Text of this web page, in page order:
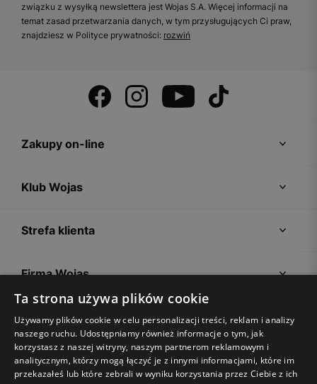
związku z wysyłką newslettera jest Wojas S.A. Więcej informacji na
temat zasad przetwarzania danych, w tym przysługujących Ci praw,
znajdziesz w Polityce prywatności: rozwiń
Zakupy on-line
Klub Wojas
Strefa klienta
Firma Wojas
Porady
Ta strona używa plików cookie
Używamy plików cookie w celu personalizacji treści, reklam i analizy
naszego ruchu. Udostępniamy również informacje o tym, jak
korzystasz z naszej witryny, naszym partnerom reklamowym i
analitycznym, którzy mogą łączyć je z innymi informacjami, które im
przekazałeś lub które zebrali w wyniku korzystania przez Ciebie z ich